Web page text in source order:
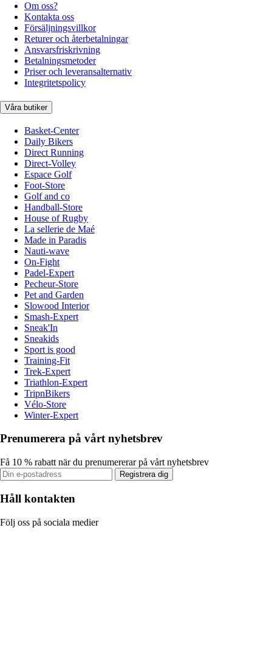
Om oss?
Kontakta oss
Försäljningsvillkor
Returer och återbetalningar
Ansvarsfriskrivning
Betalningsmetoder
Priser och leveransalternativ
Integritetspolicy
Våra butiker
Basket-Center
Daily Bikers
Direct Running
Direct-Volley
Espace Golf
Foot-Store
Golf and co
Handball-Store
House of Rugby
La sellerie de Maé
Made in Paradis
Nauti-wave
On-Fight
Padel-Expert
Pecheur-Store
Pet and Garden
Slowood Interior
Smash-Expert
Sneak'In
Sneakids
Sport is good
Training-Fit
Trek-Expert
Triathlon-Expert
TripnBikers
Vélo-Store
Winter-Expert
Prenumerera på vårt nyhetsbrev
Få 10 % rabatt när du prenumererar på vårt nyhetsbrev
Registrera dig
Håll kontakten
Följ oss på sociala medier